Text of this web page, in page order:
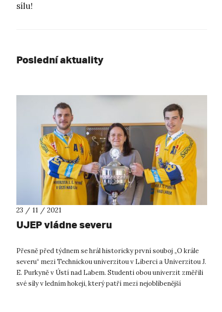
sílu!
Poslední aktuality
23 / 11 / 2021
UJEP vládne severu
Přesně před týdnem se hrál historicky první souboj „O krále
severu“ mezi Technickou univerzitou v Liberci a Univerzitou J.
E. Purkyně v Ústí nad Labem. Studenti obou univerzit změřili
své síly v ledním hokeji, který patří mezi nejoblíbenější